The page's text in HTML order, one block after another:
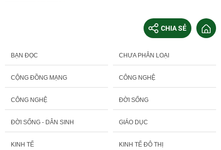
CHIA SẺ
BẠN ĐỌC CHƯA PHÂN LOẠI
CỘNG ĐỒNG MẠNG CÔNG NGHỆ
CÔNG NGHỆ ĐỜI SỐNG
ĐỜI SỐNG - DÂN SINH GIÁO DỤC
KINH TẾ KINH TẾ ĐÔ THỊ